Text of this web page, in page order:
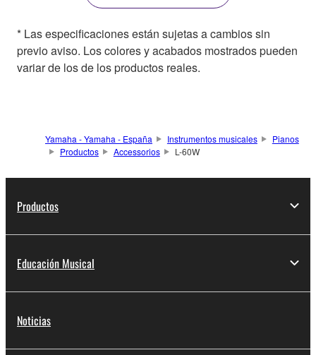
* Las especificaciones están sujetas a cambios sin
previo aviso. Los colores y acabados mostrados pueden
variar de los de los productos reales.
Yamaha - Yamaha - España Instrumentos musicales
Pianos
Productos
Accessorios L-60W
Productos
Educación Musical
Noticias